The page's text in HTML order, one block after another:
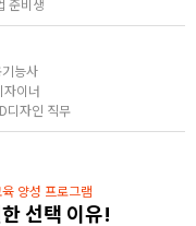
준비생
능사
이너
디자인 직무
양성 프로그램
선택 이유!